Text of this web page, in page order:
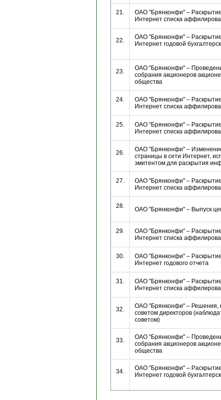
21.
ОАО "Брянконфи" –
Интернет списка
22.
ОАО "Брянконфи" –
Интернет годовой
23.
ОАО "Брянконфи" –
собрания акционеров
общества
24.
ОАО "Брянконфи" –
Интернет списка
25.
ОАО "Брянконфи" –
Интернет списка
26.
ОАО "Брянконфи" –
страницы в сети Интернет,
эмитентом для раскрытия
27.
ОАО "Брянконфи" –
Интернет списка
28. ОАО "Брянконфи" – Выпуск
29.
ОАО "Брянконфи" –
Интернет списка
30.
ОАО "Брянконфи" –
Интернет годового отчета
31.
ОАО "Брянконфи" –
Интернет списка
32.
ОАО "Брянконфи" – Решения,
советом директоров
советом)
33.
ОАО "Брянконфи" –
собрания акционеров
общества
34.
ОАО "Брянконфи" –
Интернет годовой